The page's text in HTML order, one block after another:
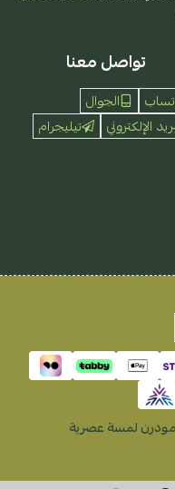
تواصل معنا
الجوال
الإلكتروني
تيليجرام
مودرن لمسة عصرية